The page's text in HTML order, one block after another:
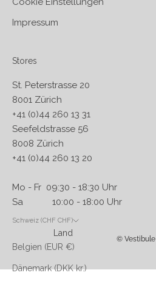
Impressum
Stores
St. Peterstrasse 20
8001 Zürich
+41 (0)44 260 13 31
Seefeldstrasse 56
8008 Zürich
+41 (0)44 260 13 20
Mo - Fr 09:30 - 18:30 Uhr
Sa 10:00 - 18:00 Uhr
Schweiz (CHF CHF)
Land
Belgien (EUR €)
Dänemark (DKK kr.)
© Vestibule